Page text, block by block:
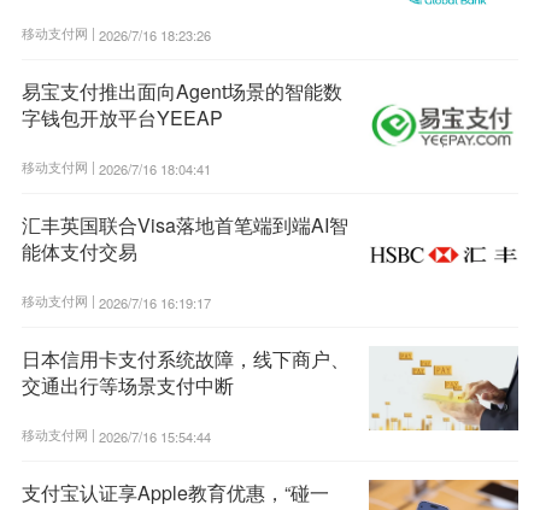
移动支付网 | 2026/7/16 18:23:26
易宝支付推出面向Agent场景的智能数
字钱包开放平台YEEAP
移动支付网 | 2026/7/16 18:04:41
汇丰英国联合Visa落地首笔端到端AI智
能体支付交易
移动支付网 | 2026/7/16 16:19:17
日本信用卡支付系统故障，线下商户、
交通出行等场景支付中断
移动支付网 | 2026/7/16 15:54:44
支付宝认证享Apple教育优惠，“碰一